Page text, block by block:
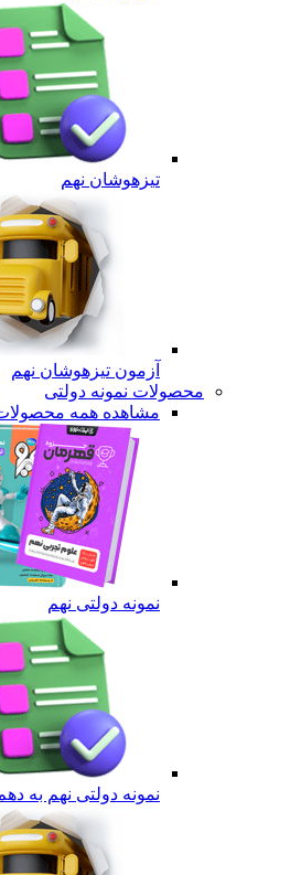
تیزهوشان نهم
آزمون تیزهوشان نهم
محصولات نمونه دولتی
مشاهده همه
نمونه دولتی نهم
نمونه دولتی نهم به